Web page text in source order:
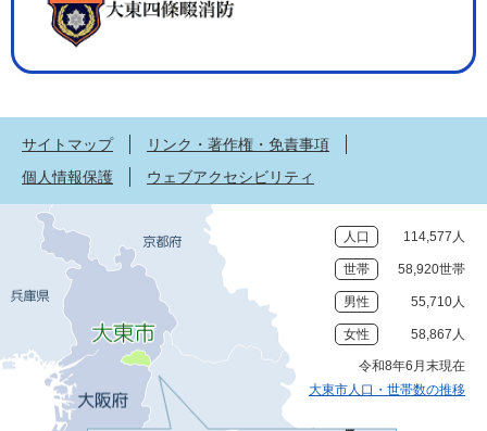
サイトマップ
リンク・著作権・免責事項
個人情報保護
ウェブアクセシビリティ
人口 114,577人
世帯 58,920世帯
男性 55,710人
女性 58,867人
令和8年6月末現在
大東市人口・世帯数の推移